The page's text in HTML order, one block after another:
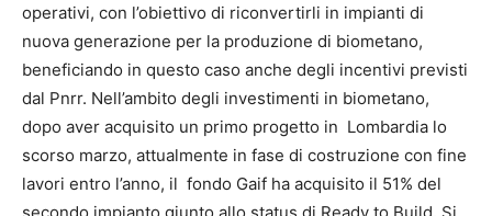
operativi, con l’obiettivo di riconvertirli in impianti di
nuova generazione per la produzione di biometano,
beneficiando in questo caso anche degli incentivi previsti
dal Pnrr. Nell’ambito degli investimenti in biometano,
dopo aver acquisito un primo progetto in Lombardia lo
scorso marzo, attualmente in fase di costruzione con fine
lavori entro l’anno, il fondo Gaif ha acquisito il 51% del